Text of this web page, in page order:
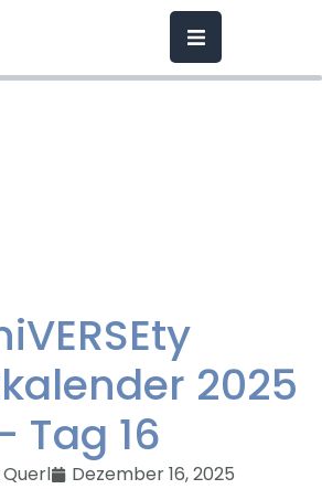
2025
Tag 16
Dezember 16, 2025